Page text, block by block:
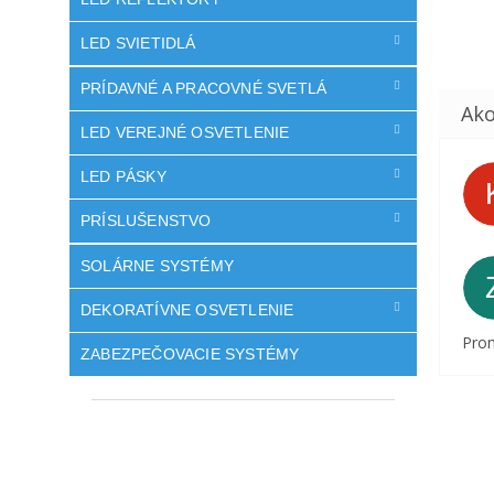
LED SVIETIDLÁ
PRÍDAVNÉ A PRACOVNÉ SVETLÁ
LED VEREJNÉ OSVETLENIE
LED PÁSKY
PRÍSLUŠENSTVO
SOLÁRNE SYSTÉMY
DEKORATÍVNE OSVETLENIE
ZABEZPEČOVACIE SYSTÉMY